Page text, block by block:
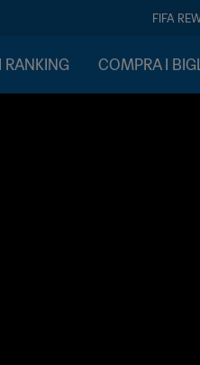
FIFA
I RANKING COMPRA I